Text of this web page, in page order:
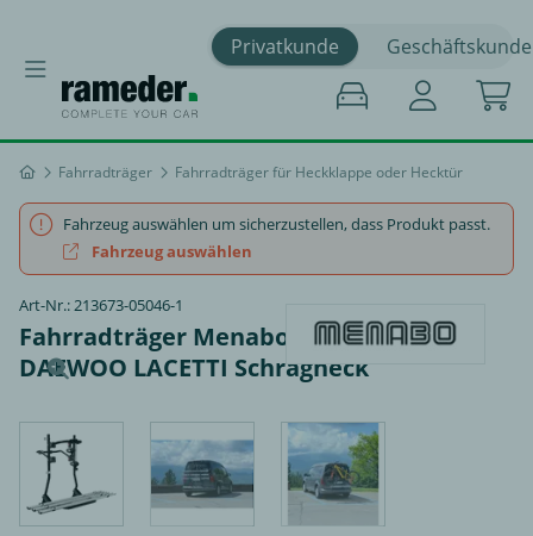
Privatkunde Geschäftskunde
Fahrradträger Fahrradträger für Heckklappe oder Hecktür
Fahrzeug auswählen um sicherzustellen, dass Produkt passt.
Fahrzeug auswählen
Art-Nr.: 213673-05046-1
Fahrradträger Menabo Cobra Plus -
DAEWOO LACETTI Schrägheck